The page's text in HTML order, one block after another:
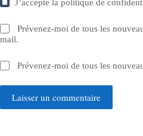
J’accepte lapolitique de
Prévenez-moi de tous les
mail.
Prévenez-moi de tous les
Laisser un commentaire